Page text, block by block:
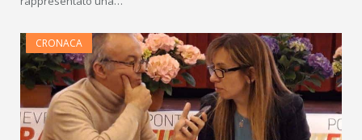
CRONACA